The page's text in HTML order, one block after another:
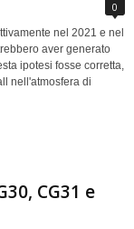
0
nel 2021 e nel
aver generato
ipotesi fosse corretta,
nell'atmosfera di
CG31 e